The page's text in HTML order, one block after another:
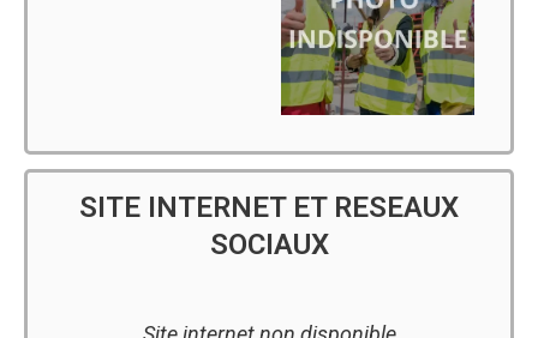
SITE INTERNET ET RESEAUX
SOCIAUX